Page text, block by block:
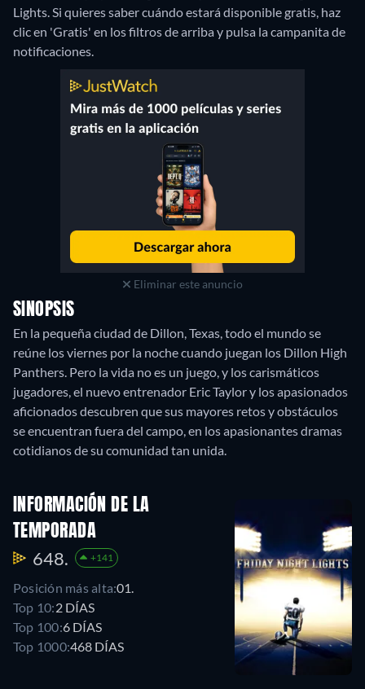
Lights. Si quieres saber cuándo estará disponible gratis, haz
clic en 'Gratis' en los filtros de arriba y pulsa la campanita de
notificaciones.
Eliminar este anuncio
SINOPSIS
En la pequeña ciudad de Dillon, Texas, todo el mundo se
reúne los viernes por la noche cuando juegan los Dillon High
Panthers. Pero la vida no es un juego, y los carismáticos
jugadores, el nuevo entrenador Eric Taylor y los apasionados
aficionados descubren que sus mayores retos y obstáculos
se encuentran fuera del campo, en los apasionantes dramas
cotidianos de su comunidad tan unida.
INFORMACIÓN DE LA
TEMPORADA
648. +141
Posición más alta:01.
Top 10:2 DÍAS
Top 100:6 DÍAS
Top 1000:468 DÍAS